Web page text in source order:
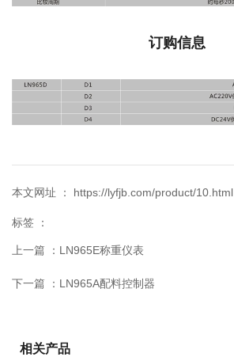
订购信息
本文网址 ： https://lyfjb.com/product/10.html
标签 ：
上一篇 ： LN965E称重仪表
下一篇 ： LN965A配料控制器
相关产品